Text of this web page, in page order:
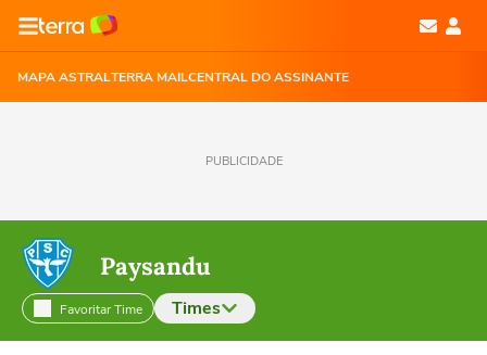
MAPA ASTRALTERRA MAILCENTRAL DO ASSINANTE
PUBLICIDADE
Paysandu
Favoritar Time Times